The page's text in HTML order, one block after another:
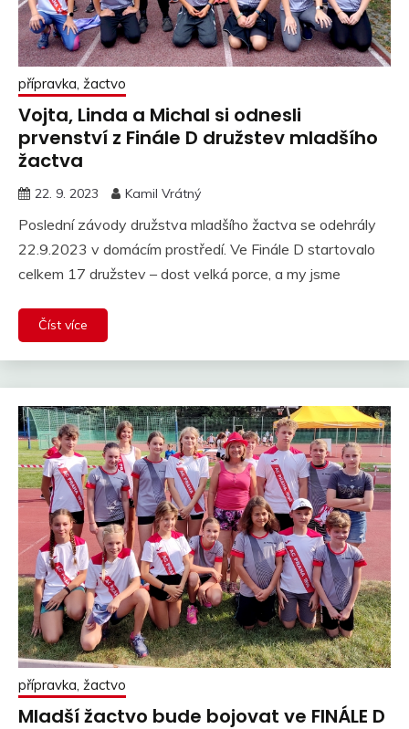
přípravka, žactvo
Vojta, Linda a Michal si odnesli
prvenství z Finále D družstev mladšího
žactva
22. 9. 2023 Kamil Vrátný
Poslední závody družstva mladšího žactva se odehrály
22.9.2023 v domácím prostředí. Ve Finále D startovalo
celkem 17 družstev – dost velká porce, a my jsme
Číst více
přípravka, žactvo
Mladší žactvo bude bojovat ve FINÁLE D